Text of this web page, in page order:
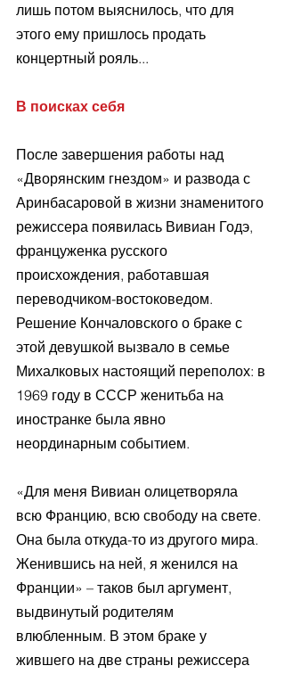
лишь потом выяснилось, что для
этого ему пришлось продать
концертный рояль...
В поисках себя
После завершения работы над
«Дворянским гнездом» и развода с
Аринбасаровой в жизни знаменитого
режиссера появилась Вивиан Годэ,
француженка русского
происхождения, работавшая
переводчиком-востоковедом.
Решение Кончаловского о браке с
этой девушкой вызвало в семье
Михалковых настоящий переполох: в
1969 году в СССР женитьба на
иностранке была явно
неординарным событием.
«Для меня Вивиан олицетворяла
всю Францию, всю свободу на свете.
Она была откуда-то из другого мира.
Женившись на ней, я женился на
Франции» – таков был аргумент,
выдвинутый родителям
влюбленным. В этом браке у
жившего на две страны режиссера